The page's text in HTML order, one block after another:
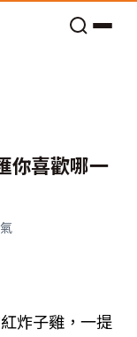
你喜歡哪一
炸子雞，一提